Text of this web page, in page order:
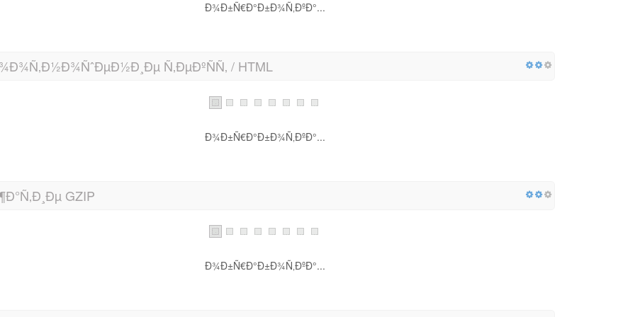
Ð¾Ð±Ñ€Ð°Ð±Ð¾Ñ‚ÐºÐ°...
Ñ‚ÐµÐºÑÑ‚ / HTML
Ð¾Ð±Ñ€Ð°Ð±Ð¾Ñ‚ÐºÐ°...
GZIP
Ð¾Ð±Ñ€Ð°Ð±Ð¾Ñ‚ÐºÐ°...